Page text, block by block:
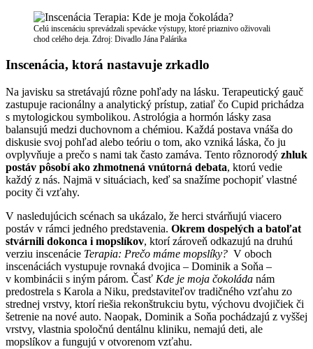
Celú inscenáciu sprevádzali spevácke výstupy, ktoré priaznivo oživovali
chod celého deja. Zdroj: Divadlo Jána Palárika
Inscenácia, ktorá nastavuje zrkadlo
Na javisku sa stretávajú rôzne pohľady na lásku. Terapeutický gauč
zastupuje racionálny a analytický prístup, zatiaľ čo Cupid prichádza
s mytologickou symbolikou. Astrológia a hormón lásky zasa
balansujú medzi duchovnom a chémiou. Každá postava vnáša do
diskusie svoj pohľad alebo teóriu o tom, ako vzniká láska, čo ju
ovplyvňuje a prečo s nami tak často zamáva. Tento rôznorodý zhluk
postáv pôsobí ako zhmotnená vnútorná debata, ktorú vedie
každý z nás. Najmä v situáciach, keď sa snažíme pochopiť vlastné
pocity či vzťahy.
V nasledujúcich scénach sa ukázalo, že herci stvárňujú viacero
postáv v rámci jedného predstavenia. Okrem dospelých a batoľat
stvárnili dokonca i mopslíkov, ktorí zároveň odkazujú na druhú
verziu inscenácie Terapia: Prečo máme mopslíky? V oboch
inscenáciách vystupuje rovnaká dvojica – Dominik a Soňa –
v kombinácii s iným párom. Časť Kde je moja čokoláda nám
predostrela s Karola a Niku, predstaviteľov tradičného vzťahu zo
strednej vrstvy, ktorí riešia rekonštrukciu bytu, výchovu dvojičiek či
šetrenie na nové auto. Naopak, Dominik a Soňa pochádzajú z vyššej
vrstvy, vlastnia spoločnú dentálnu kliniku, nemajú deti, ale
mopslíkov a fungujú v otvorenom vzťahu.